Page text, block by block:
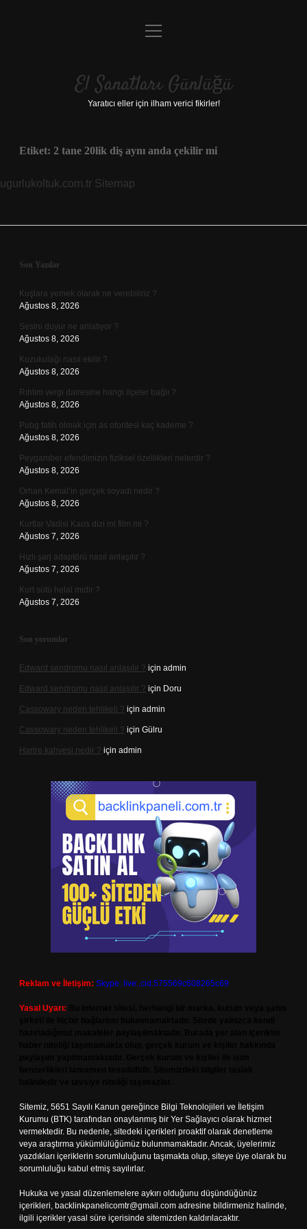
Anasayfa
Yasal Uyarı
menüyü
El Sanatları Günlüğü
Yaratıcı eller için ilham verici fikirler!
Etiket: 2 tane 20lik diş aynı anda çekilir mi
ugurlukoltuk.com.tr Sitemap
Sidebar
Son Yazılar
Kuşlara yemek olarak ne verebiliriz ?
Ağustos 8, 2026
Sesini duyur ne anlatıyor ?
Ağustos 8, 2026
Kuzukulağı nasıl ekilir ?
Ağustos 8, 2026
Rıhtım vergi dairesine hangi ilçeler bağlı ?
Ağustos 8, 2026
Pubg fatih olmak için as otoritesi kaç kademe ?
Ağustos 8, 2026
Peygamber efendimizin fiziksel özellikleri nelerdir ?
Ağustos 8, 2026
Orhan Kemal’in gerçek soyadı nedir ?
Ağustos 8, 2026
Kurtlar Vadisi Kaos dizi mi film mi ?
Ağustos 7, 2026
Hızlı şarj adaptörü nasıl anlaşılır ?
Ağustos 7, 2026
Kurt sütü helal midir ?
Ağustos 7, 2026
Son yorumlar
Edward sendromu nasıl anlaşılır ? için admin
Edward sendromu nasıl anlaşılır ? için Doru
Cassowary neden tehlikeli ? için admin
Cassowary neden tehlikeli ? için Gülru
Harire kahvesi nedir ? için admin
Reklam ve İletişim: Skype: live:.cid.575569c608265c69
Yasal Uyarı:
Sitemiz, 5651 Sayılı Kanun gereğince Bilgi Teknolojileri ve İletişim
Kurumu (BTK) tarafından onaylanmış bir Yer Sağlayıcı olarak hizmet
vermektedir. Bu nedenle, sitedeki içerikleri proaktif olarak denetleme
veya araştırma yükümlülüğümüz bulunmamaktadır. Ancak, üyelerimiz
yazdıkları içeriklerin sorumluluğunu taşımakta olup, siteye üye olarak bu
sorumluluğu kabul etmiş sayılırlar.
Hukuka ve yasal düzenlemelere aykırı olduğunu düşündüğünüz
içerikleri, backlinkpanelicomtr@gmail.com adresine bildirmeniz halinde,
ilgili içerikler yasal süre içerisinde sitemizden kaldırılacaktır.